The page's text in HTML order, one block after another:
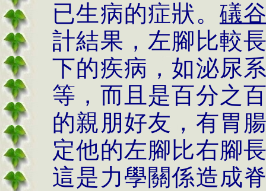
已生病的症狀。 礒
計結果，左腳比較
下的疾病，如泌尿
等，而且是百分之
的親朋好友，有胃
定他的左腳比右腳
這是力學關係造成